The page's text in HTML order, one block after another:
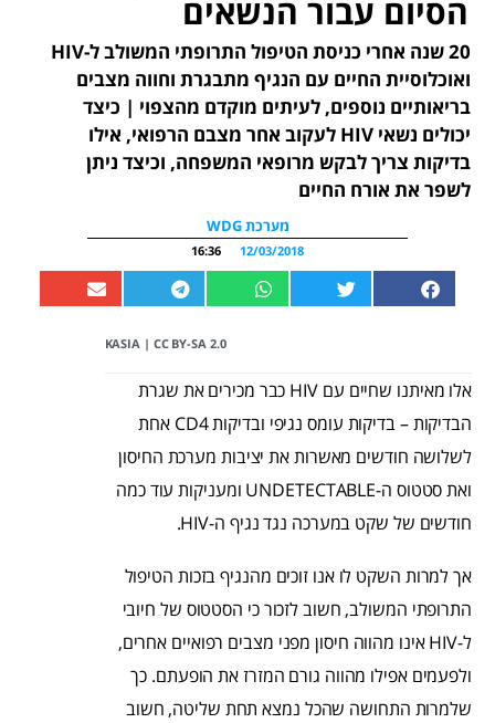
הסיום עבור הנשאים
20 שנה אחרי כניסת הטיפול התרופתי המשולב ל-HIV
ואוכלוסיית החיים עם הנגיף מתבגרת וחווה מצבים
בריאותיים נוספים, לעיתים מוקדם מהצפוי | כיצד
יכולים נשאי HIV לעקוב אחר מצבם הרפואי, אילו
בדיקות צריך לבקש מרופאי המשפחה, וכיצד ניתן
לשפר את אורח החיים
מערכת WDG
12/03/2018
16:36
KASIA | CC BY-SA 2.0
אלו מאיתנו שחיים עם HIV כבר מכירים את שגרת
הבדיקות – בדיקות עומס נגיפי ובדיקות CD4 אחת
לשלושה חודשים מאשרות את יציבות מערכת החיסון
ואת סטטוס ה-UNDETECTABLE ומעניקות עוד כמה
חודשים של שקט במערכה נגד נגיף ה-HIV.
אך למרות השקט לו אנו זוכים מהנגיף בזכות הטיפול
התרופתי המשולב, חשוב לזכור כי הסטטוס של חיובי
ל-HIV אינו מהווה חיסון מפני מצבים רפואיים אחרים,
ולפעמים אפילו מהווה גורם המזרז את הופעתם. כך
שלמרות התחושה שהכל נמצא תחת שליטה, חשוב